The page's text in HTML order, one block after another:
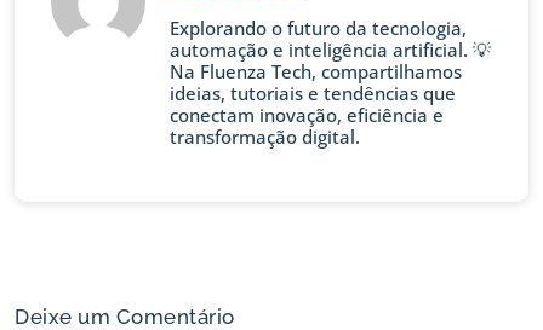
Explorando o futuro da tecnologia,
automação e inteligência artificial. 💡
Na Fluenza Tech, compartilhamos
ideias, tutoriais e tendências que
conectam inovação, eficiência e
transformação digital.
Deixe um Comentário